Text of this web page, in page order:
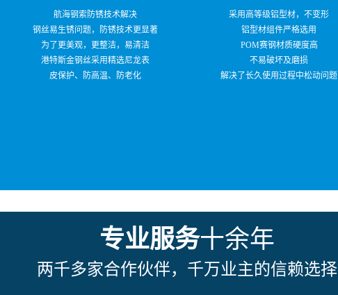
航海钢索防锈技术解决
钢丝易生锈问题，防锈技术更显著
为了更美观，更整洁，易清洁
港特斯金钢丝采用精选尼龙表
皮保护、防高温、防老化
采用高等级铝型材，不变形
铝型材组件严格选用
POM赛钢材质硬度高
不易破坏及磨损
解决了长久使用过程中松动问题
专业服务十余年
两千多家合作伙伴，千万业主的信赖选择